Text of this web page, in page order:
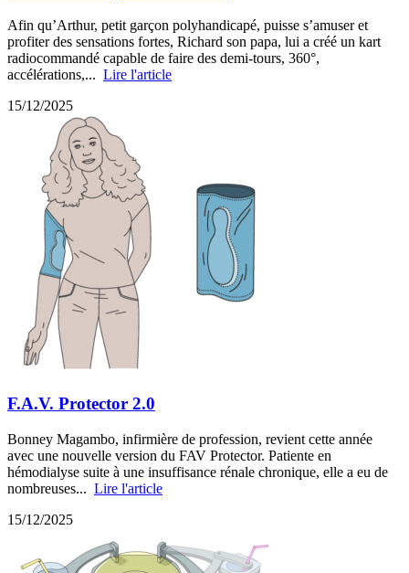
Afin qu’Arthur, petit garçon polyhandicapé, puisse s’amuser et
profiter des sensations fortes, Richard son papa, lui a créé un kart
radiocommandé capable de faire des demi-tours, 360°,
accélérations,... Lire l'article
15/12/2025
F.A.V. Protector 2.0
Bonney Magambo, infirmière de profession, revient cette année
avec une nouvelle version du FAV Protector. Patiente en
hémodialyse suite à une insuffisance rénale chronique, elle a eu de
nombreuses... Lire l'article
15/12/2025